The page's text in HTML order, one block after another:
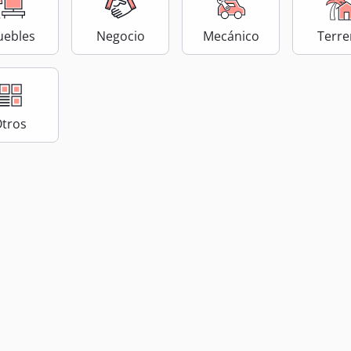
Negocio Mecánico